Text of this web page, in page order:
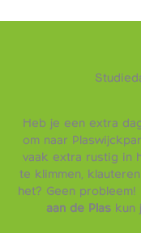
Heb je een extra
om naar
vaak extra rustig in
te klimmen,
het? Geen probleem!
aan de Plaskun